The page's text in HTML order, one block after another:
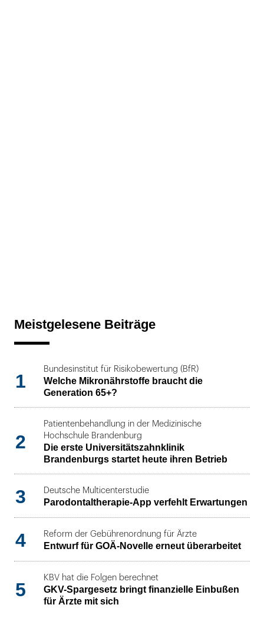
Meistgelesene Beiträge
1
Bundesinstitut für Risikobewertung (BfR)
Welche Mikronährstoffe braucht die
Generation 65+?
2
Patientenbehandlung in der Medizinische
Hochschule Brandenburg
Die erste Universitätszahnklinik
Brandenburgs startet heute ihren Betrieb
3 Deutsche Multicenterstudie
Parodontaltherapie-App verfehlt Erwartungen
4 Reform der Gebührenordnung für Ärzte
Entwurf für GOÄ-Novelle erneut überarbeitet
5
KBV hat die Folgen berechnet
GKV-Spargesetz bringt finanzielle Einbußen
für Ärzte mit sich